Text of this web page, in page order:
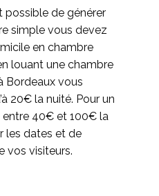
possible de générer
simple vous devez
en chambre
louant une chambre
Bordeaux vous
20€ la nuité. Pour un
entre 40€ et 100€ la
les dates et de
vos visiteurs.